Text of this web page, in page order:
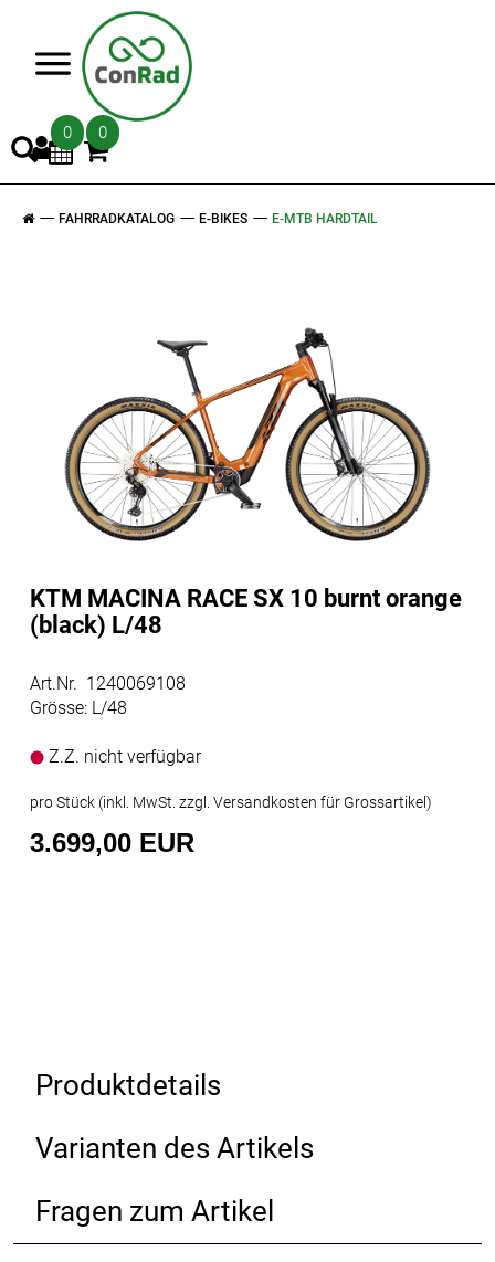
0 0
FAHRRADKATALOG E-BIKES E-MTB HARDTAIL
KTM MACINA RACE SX 10 burnt orange
(black) L/48
Art.Nr. 1240069108
Grösse: L/48
Z.Z. nicht verfügbar
pro Stück (inkl. MwSt. zzgl. Versandkosten für Grossartikel)
3.699,00 EUR
Produktdetails
Varianten des Artikels
Fragen zum Artikel